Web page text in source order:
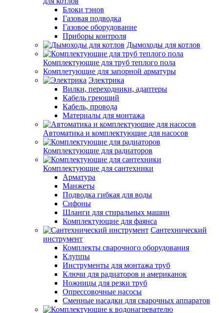
Блоки тэнов
Газовая подводка
Газовое оборудование
Приборы контроля
Дымоходы для котлов
Комплектующие для труб теплого пола
Комплетующие для запорной арматуры
Электрика
Вилки, переходники, адаптеры
Кабель греющий
Кабель, провода
Материалы для монтажа
Автоматика и комплектующие для насосов
Комплектующие для радиаторов
Комплектующие для сантехники
Арматура
Манжеты
Подводка гибкая для воды
Сифоны
Шланги для стиральных машин
Комплектующие для фаянса
Сантехнический
инструмент
Комплекты сварочного оборудования
Клуппы
Инструменты для монтажа труб
Ключи для радиаторов и американок
Ножницы для резки труб
Опрессовочные насосы
Сменные насадки для сварочных аппаратов